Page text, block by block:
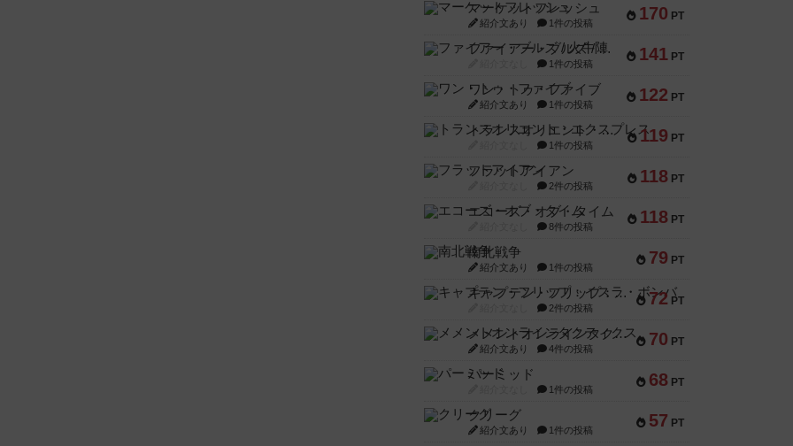
170 PT
マーケットフレッシュ
紹介文あり 1件の投稿
141 PT
ファイアー・ブルズ / 火牛陣
1件の投稿
122 PT
ワン・トゥ・ファイブ
紹介文あり 1件の投稿
119 PT
トランスオリエント・エクスプレス
1件の投稿
118 PT
フラットアイアン
2件の投稿
118 PT
エコーズ・オブ・タイム
8件の投稿
79 PT
南北戦争
紹介文あり 1件の投稿
72 PT
キャプテン・フリップ：イスラ・ボンバ
2件の投稿
70 PT
メメントオンラインタクティクス
紹介文あり 4件の投稿
68 PT
パーミッド
1件の投稿
57 PT
クリーグ
紹介文あり 1件の投稿